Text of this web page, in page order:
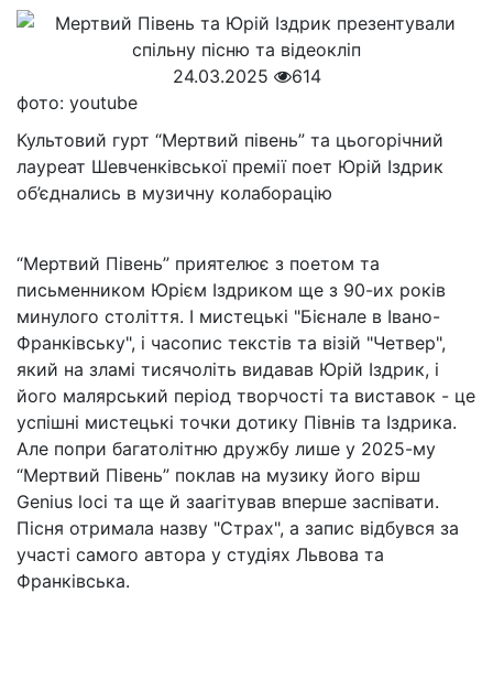
24.03.2025
614
фото: youtube
Культовий гурт “Мертвий півень” та цьогорічний
лауреат Шевченківської премії поет Юрій Іздрик
об’єднались в музичну колаборацію
“Мертвий Півень” приятелює з поетом та
письменником Юрієм Іздриком ще з 90-их років
минулого століття. І мистецькі "Бієнале в Івано-
Франківську", і часопис текстів та візій "Четвер",
який на зламі тисячоліть видавав Юрій Іздрик, і
його малярський період творчості та виставок - це
успішні мистецькі точки дотику Півнів та Іздрика.
Але попри багатолітню дружбу лише у 2025-му
“Мертвий Півень” поклав на музику його вірш
Genius loci та ще й заагітував вперше заспівати.
Пісня отримала назву "Страх", а запис відбувся за
участі самого автора у студіях Львова та
Франківська.